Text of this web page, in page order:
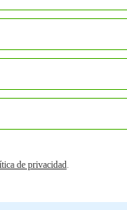
de privacidad.